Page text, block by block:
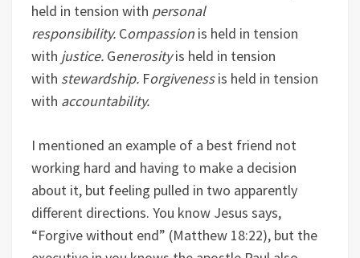
held in tension with personal
responsibility. Compassion is held in tension
with justice. Generosityis held in tension
with stewardship. Forgivenessis held in tension
with accountability.
I mentioned an example of a best friend not
working hard and having to make a decision
about it, but feeling pulled in two apparently
different directions. You know Jesus says,
“Forgive without end” (Matthew 18:22), but the